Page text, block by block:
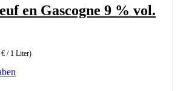
en Gascogne 9 % vol.
/ 1 Liter)